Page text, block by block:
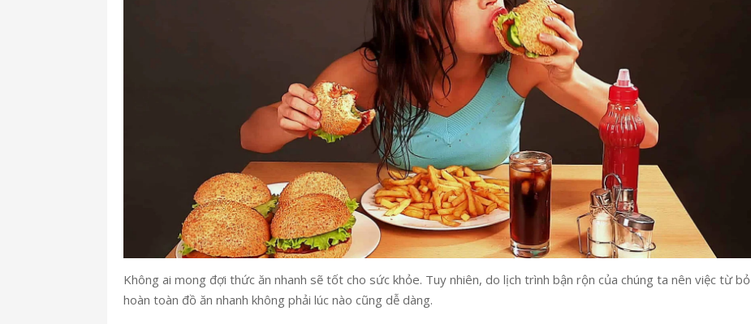
Không ai mong đợi thức ăn nhanh sẽ tốt cho sức khỏe. Tuy nhiên, do lịch trình bận rộn của chúng ta nên việc từ bỏ
hoàn toàn đồ ăn nhanh không phải lúc nào cũng dễ dàng.